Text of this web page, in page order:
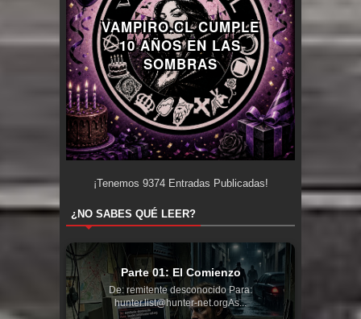
VAMPIRO.CL CUMPLE
10 AÑOS EN LAS
SOMBRAS
¡Tenemos 9374Entradas Publicadas!
¿NO SABES QUÉ LEER?
Parte 01: El Comienzo
De: remitente desconocido Para:
hunter.list@hunter-net.orgAs...